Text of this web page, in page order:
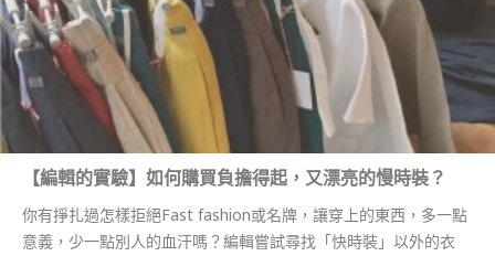
【編輯的實驗】如何購買負擔得起，又漂亮的慢時裝？
你有掙扎過怎樣拒絕Fast fashion或名牌，讓穿上的東西，多一點
意義，少一點別人的血汗嗎？編輯嘗試尋找「快時裝」以外的衣